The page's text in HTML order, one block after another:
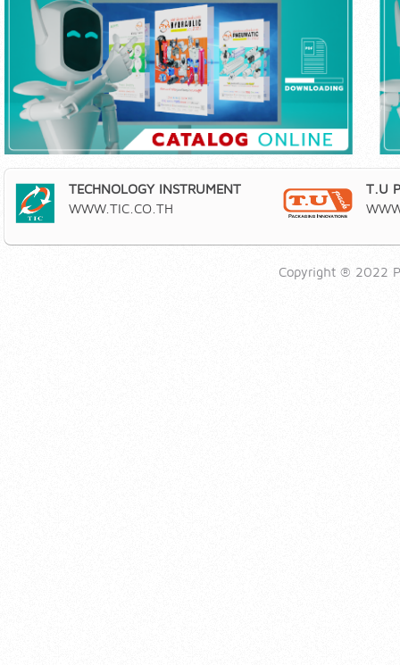
TECHNOLOGY INSTRUMENT
WWW.TIC.CO.TH
T.U
Copyright ® 2022